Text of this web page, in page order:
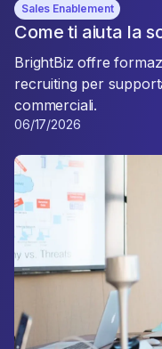
Sales Enablement
Come ti aiuta la
BrightBiz offre
recruiting per
commerciali.
06/17/2026